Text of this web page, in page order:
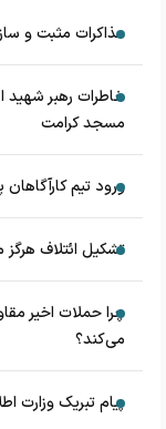
مذاکرات مثبت و
خاطرات رهبر شهید
مسجد کرامت
ورود تیم
تشکیل ائتلاف
چرا حملات اخیر
می‌کند؟
پیام تبریک وزارت